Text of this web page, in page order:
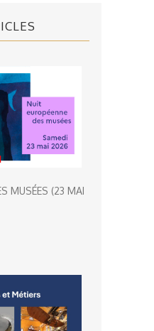
MUSÉES (23 MAI